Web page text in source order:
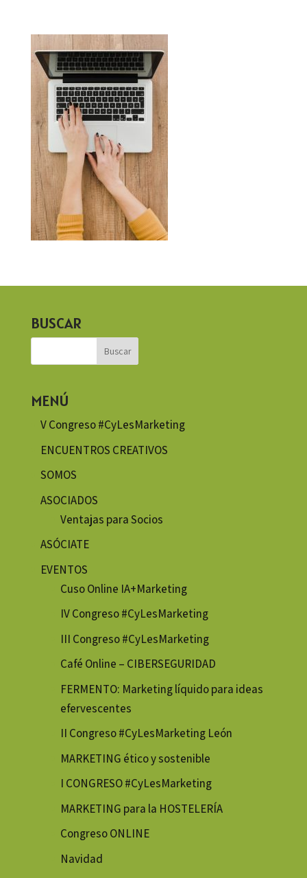
BUSCAR
MENÚ
V Congreso #CyLesMarketing
ENCUENTROS CREATIVOS
SOMOS
ASOCIADOS
Ventajas para Socios
ASÓCIATE
EVENTOS
Cuso Online IA+Marketing
IV Congreso #CyLesMarketing
III Congreso #CyLesMarketing
Café Online – CIBERSEGURIDAD
FERMENTO: Marketing líquido para ideas
efervescentes
II Congreso #CyLesMarketing León
MARKETING ético y sostenible
I CONGRESO #CyLesMarketing
MARKETING para la HOSTELERÍA
Congreso ONLINE
Navidad